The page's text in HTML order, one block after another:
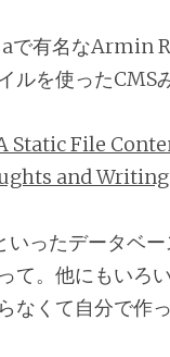
有名なArmin
ルを使ったCMS
File
and
ったデータベ
て。他にもいろ
なくて自分で作